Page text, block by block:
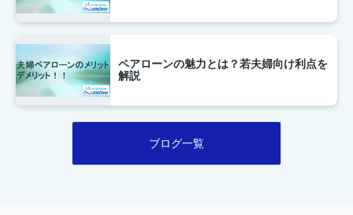
瀬戸市新築戸建仲介手数料無料特集！！
瀬戸市新築戸建て
リック！！
掲載していない物件も、ほとんどが対応可能ですので、
お気軽にお問合せ下さい！！
ペアローンの魅力とは？若夫婦向け利点を
解説
ブログ一覧